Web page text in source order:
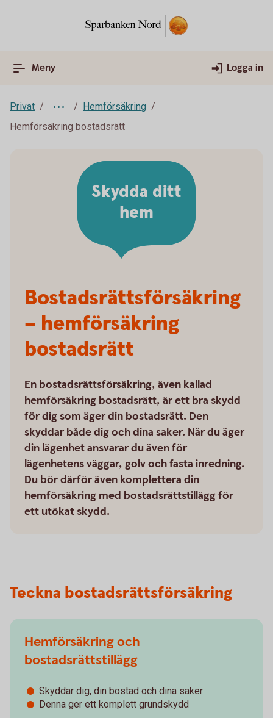
Meny Logga in
Privat
Hemförsäkring
Hemförsäkring bostadsrätt
Bostadsrätts­försäkring
– hemförsäkring
bostadsrätt
En bostadsrättsförsäkring, även kallad
hemförsäkring bostadsrätt, är ett bra skydd
för dig som äger din bostadsrätt. Den
skyddar både dig och dina saker. När du äger
din lägenhet ansvarar du även för
lägenhetens väggar, golv och fasta inredning.
Du bör därför även komplettera din
hemförsäkring med bostadsrättstillägg för
ett utökat skydd.
Skydda ditt
hem
Teckna bostadsrättsförsäkring
Hemförsäkring och
bostadsrättstillägg
Skyddar dig, din bostad och dina saker
Denna ger ett komplett grundskydd